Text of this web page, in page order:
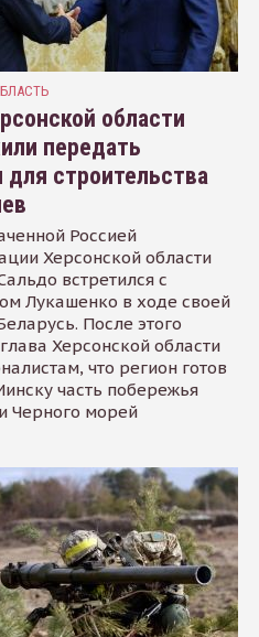
области
передать
для строительства
Россией
Херсонской области
встретился с
Лукашенко в ходе своей
После этого
Херсонской области
что регион готов
часть побережья
Черного морей